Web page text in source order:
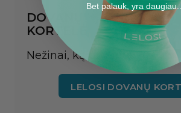
DOVANŲ
KORTELĖ
Nežinai, ką dovanoti?
LELOSI DOVANŲ
Bet palauk, yra daugiau...